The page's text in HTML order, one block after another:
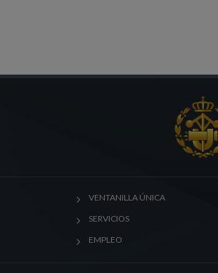
VENTANILLA ÚNICA
SERVICIOS
EMPLEO